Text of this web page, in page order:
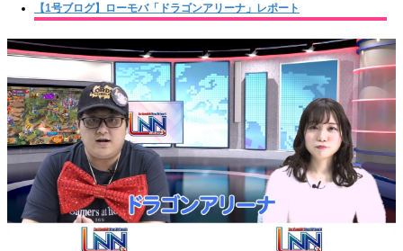
【1号ブログ】ローモバ「ドラゴンアリーナ」レポート